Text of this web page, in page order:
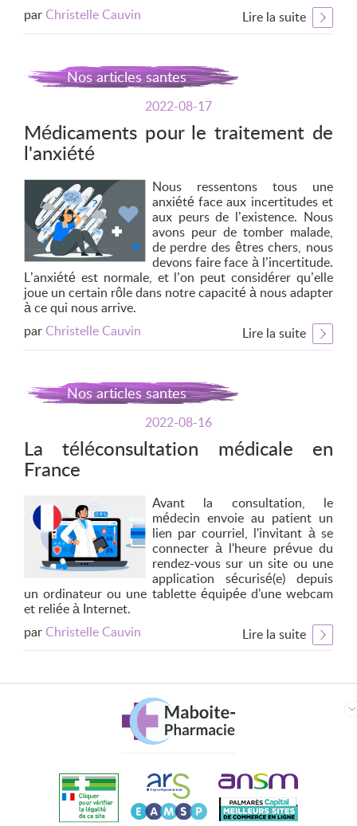
par Christelle Cauvin Lire la suite
Nos articles santes
2022-08-17
Médicaments pour le traitement de
l'anxiété
Nous ressentons tous une
anxiété face aux incertitudes et
aux peurs de l’existence. Nous
avons peur de tomber malade,
de perdre des êtres chers, nous
devons faire face à l’incertitude.
L’anxiété est normale, et l’on peut considérer qu’elle
joue un certain rôle dans notre capacité à nous adapter
à ce qui nous arrive.
par Christelle Cauvin Lire la suite
Nos articles santes
2022-08-16
La téléconsultation médicale en
France
Avant la consultation, le
médecin envoie au patient un
lien par courriel, l'invitant à se
connecter à l'heure prévue du
rendez-vous sur un site ou une
application sécurisé(e) depuis
un ordinateur ou une tablette équipée d'une webcam
et reliée à Internet.
par Christelle Cauvin Lire la suite